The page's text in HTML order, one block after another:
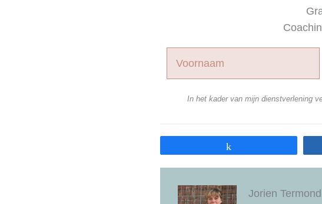
In het kader van mijn dienstverlening
Jorien Termond